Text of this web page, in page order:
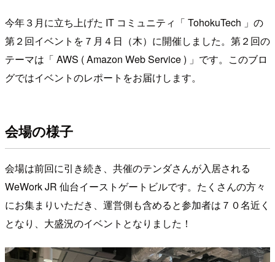
今年３月に立ち上げた IT コミュニティ「 TohokuTech 」の
第２回イベントを７月４日（木）に開催しました。第２回の
テーマは「 AWS ( Amazon Web Service ) 」です。このブロ
グではイベントのレポートをお届けします。
会場の様子
会場は前回に引き続き、共催のテンダさんが入居される
WeWork JR 仙台イーストゲートビルです。たくさんの方々
にお集まりいただき、運営側も含めると参加者は７０名近く
となり、大盛況のイベントとなりました！